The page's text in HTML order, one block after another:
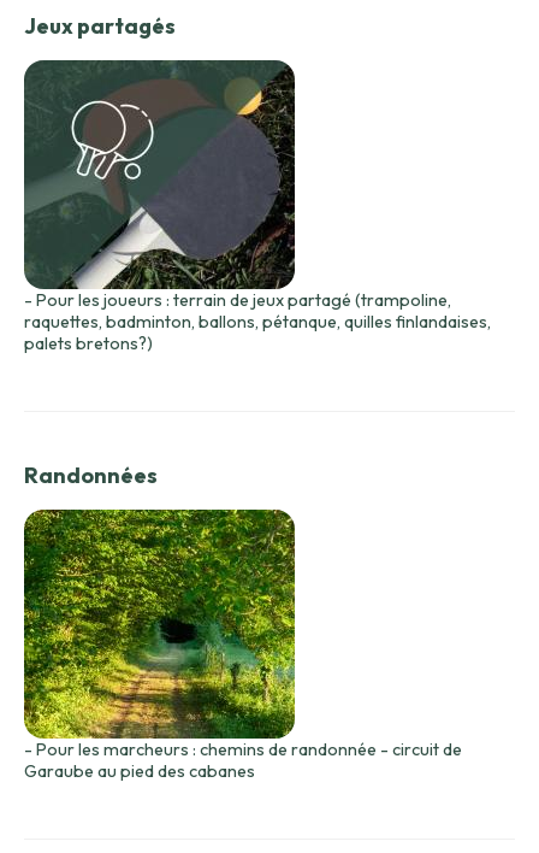
Jeux partagés
- Pour les joueurs : terrain de jeux partagé (trampoline,
raquettes, badminton, ballons, pétanque, quilles finlandaises,
palets bretons?)
Randonnées
- Pour les marcheurs : chemins de randonnée - circuit de
Garaube au pied des cabanes